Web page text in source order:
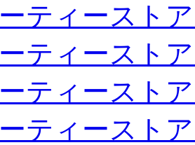
ティースト
ティースト
ティースト
ティースト